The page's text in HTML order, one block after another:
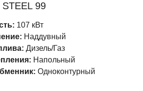
STEEL 99
107 кВт
Наддувный
Дизель/Газ
Напольный
Одноконтурный